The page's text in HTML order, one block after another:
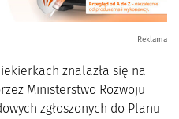
Reklama
znalazła się na
Ministerstwo Rozwoju
zgłoszonych do Planu